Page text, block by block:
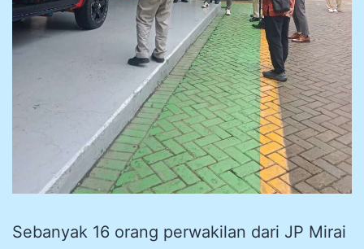
Sebanyak 16 orang perwakilan dari JP Mirai